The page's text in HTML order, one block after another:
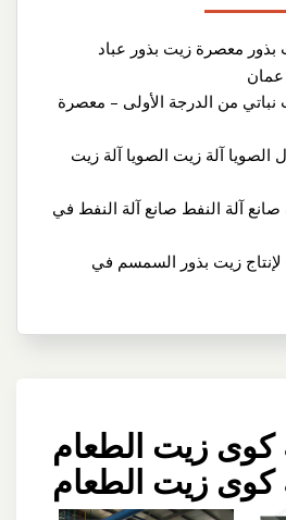
معصرة زيت بذور عباد
من الدرجة الأولى – معصرة
الصويا آلة زيت الصويا آلة زيت
صانع آلة النفط صانع آلة النفط في
زيت بذور السمسم في
كوى زيت الطعام
كوى زيت الطعام